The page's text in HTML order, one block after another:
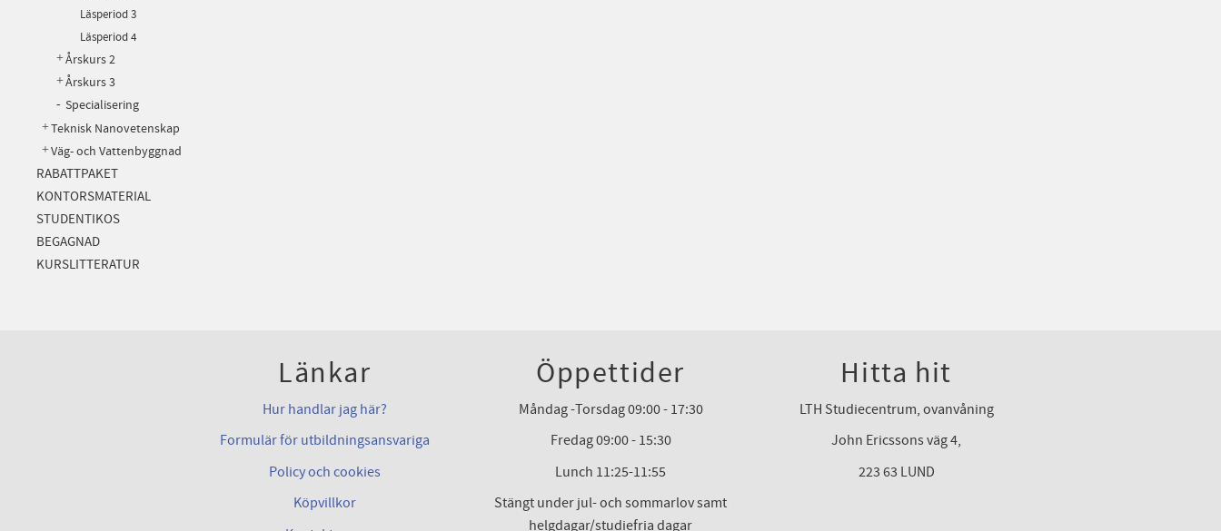
Läsperiod 3
Läsperiod 4
Årskurs 2
Årskurs 3
Specialisering
Teknisk Nanovetenskap
Väg- och Vattenbyggnad
RABATTPAKET
KONTORSMATERIAL
STUDENTIKOS
BEGAGNAD
KURSLITTERATUR
Länkar
Hur handlar jag här?
Formulär för utbildningsansvariga
Policy och cookies
Köpvillkor
Öppettider
Måndag -Torsdag 09:00 - 17:30
Fredag 09:00 - 15:30
Lunch 11:25-11:55
Stängt under jul- och sommarlov samt
helgdagar/studiefria dagar
Hitta hit
LTH Studiecentrum, ovanvåning
John Ericssons väg 4,
223 63 LUND